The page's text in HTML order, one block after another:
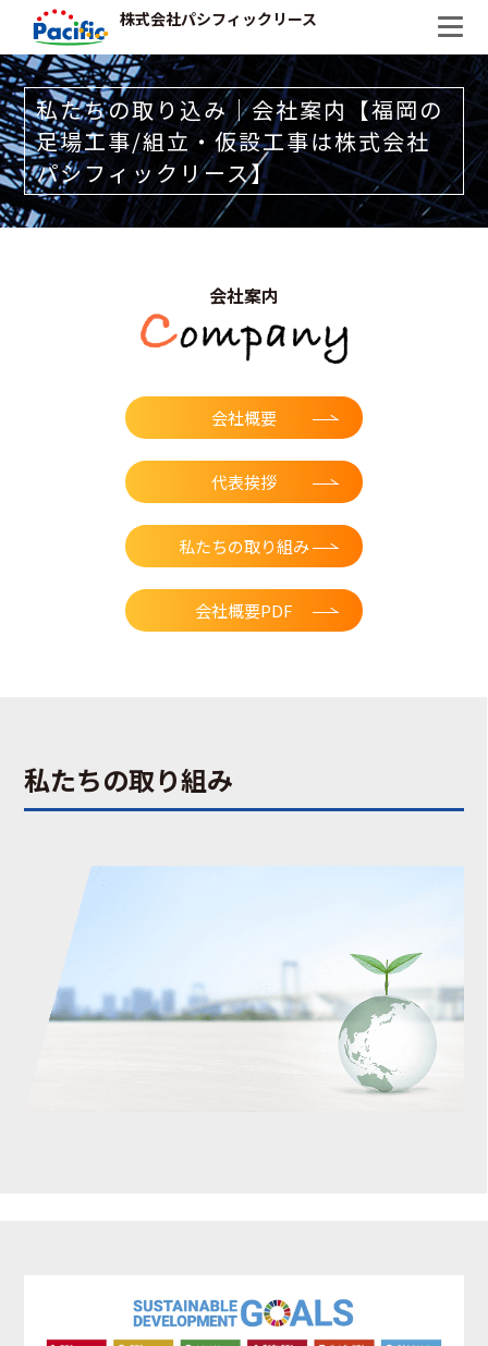
株式会社パシフィックリース
私たちの取り込み｜会社案内【福岡の
足場工事/組立・仮設工事は株式会社
パシフィックリース】
会社案内
会社概要
代表挨拶
私たちの取り組み
会社概要PDF
私たちの取り組み